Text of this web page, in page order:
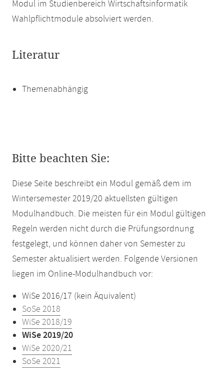
Modul im Studienbereich Wirtschaftsinformatik
Wahlpflichtmodule absolviert werden.
Literatur
Themenabhängig
Bitte beachten Sie:
Diese Seite beschreibt ein Modul gemäß dem im
Wintersemester 2019/20 aktuellsten gültigen
Modulhandbuch. Die meisten für ein Modul gültigen
Regeln werden nicht durch die Prüfungsordnung
festgelegt, und können daher von Semester zu
Semester aktualisiert werden. Folgende Versionen
liegen im Online-Modulhandbuch vor:
WiSe 2016/17 (kein Äquivalent)
SoSe 2018
WiSe 2018/19
WiSe 2019/20
WiSe 2020/21
SoSe 2021